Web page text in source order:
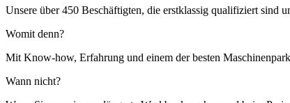
Unsere über 450 Beschäftigten, die erstklassig qualifiziert sind
Womit denn?
Mit Know-how, Erfahrung und einem der besten
Wann nicht?